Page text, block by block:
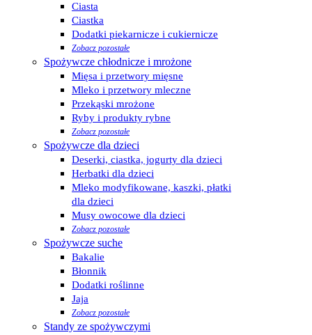
Ciasta
Ciastka
Dodatki piekarnicze i cukiernicze
Zobacz pozostałe
Spożywcze chłodnicze i mrożone
Mięsa i przetwory mięsne
Mleko i przetwory mleczne
Przekąski mrożone
Ryby i produkty rybne
Zobacz pozostałe
Spożywcze dla dzieci
Deserki, ciastka, jogurty dla dzieci
Herbatki dla dzieci
Mleko modyfikowane, kaszki, płatki
dla dzieci
Musy owocowe dla dzieci
Zobacz pozostałe
Spożywcze suche
Bakalie
Błonnik
Dodatki roślinne
Jaja
Zobacz pozostałe
Standy ze spożywczymi